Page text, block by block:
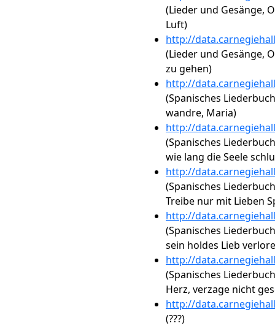
(Lieder und Gesänge,
Luft)
http://
(Lieder und Gesänge,
zu gehen)
http://
(Spanisches
wandre, Maria)
http://
(Spanisches
wie lang die Seele
http://
(Spanisches
Treibe nur mit Lieben
http://
(Spanisches
sein holdes Lieb
http://
(Spanisches
Herz, verzage nicht
http://
(???)